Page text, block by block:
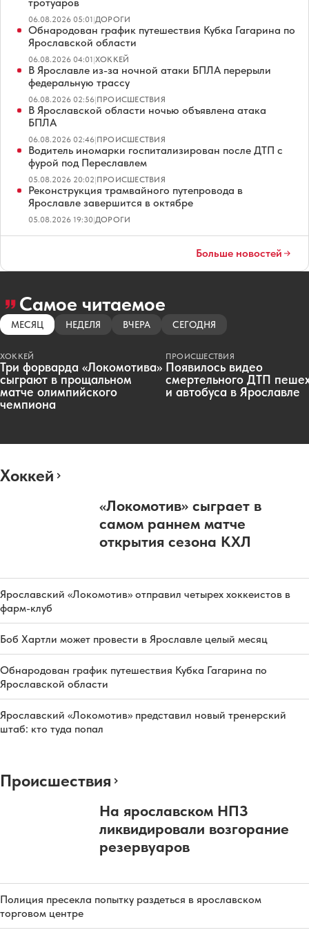
06.08.2026 05:01|ДОРОГИ
Обнародован график путешествия Кубка Гагарина по
Ярославской области
06.08.2026 04:01|ХОККЕЙ
В Ярославле из-за ночной атаки БПЛА перерыли
федеральную трассу
06.08.2026 02:56|ПРОИСШЕСТВИЯ
В Ярославской области ночью объявлена атака
БПЛА
06.08.2026 02:46|ПРОИСШЕСТВИЯ
Водитель иномарки госпитализирован после ДТП с
фурой под Переславлем
05.08.2026 20:02|ПРОИСШЕСТВИЯ
Реконструкция трамвайного путепровода в
Ярославле завершится в октябре
05.08.2026 19:30|ДОРОГИ
Больше новостей
Самое читаемое
МЕСЯЦ НЕДЕЛЯ ВЧЕРА СЕГОДНЯ
ХОККЕЙ
Три форварда «Локомотива»
сыграют в прощальном
матче олимпийского
чемпиона
ПРОИСШЕСТВИЯ
Появилось видео
смертельного ДТП
и автобуса в Ярославле
Хоккей
«Локомотив» сыграет в
самом раннем матче
открытия сезона КХЛ
Ярославский «Локомотив» отправил четырех хоккеистов в
фарм-клуб
Боб Хартли может провести в Ярославле целый месяц
Обнародован график путешествия Кубка Гагарина по
Ярославской области
Ярославский «Локомотив» представил новый тренерский
штаб: кто туда попал
Происшествия
На ярославском НПЗ
ликвидировали возгорание
резервуаров
Полиция пресекла попытку раздеться в ярославском
торговом центре